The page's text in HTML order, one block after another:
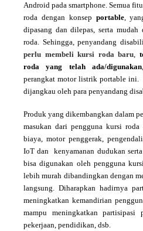
Android pada smartphone. Semua
roda dengan konsep portable,
dipasang dan dilepas,serta mudah
roda. Sehingga, penyandang
perlu membeli kursi roda baru,
roda yang telah ada/digunakan
perangkat motor listrik portable ini.
dijangkau oleh para penyandang
Produk yang dikembangkan dalam
masukan dari pengguna kursi
biaya, motor penggerak,
IoT dan kenyamanan dudukan
bisa digunakan oleh pengguna
lebih murah dibandingkan dengan
langsung. Diharapkan hadirnya
meningkatkan kemandirian
mampu meningkatkan partisipasi
pekerjaan, pendidikan, dsb.